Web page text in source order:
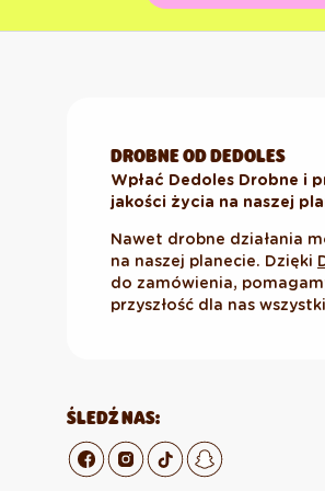
DROBNE OD DEDOLES
Wpłać Dedoles Drobne i
jakości życia na naszej
Nawet drobne działania
na naszej planecie. Dzięki
do zamówienia,
przyszłość dla nas
ŚLEDŹ NAS: